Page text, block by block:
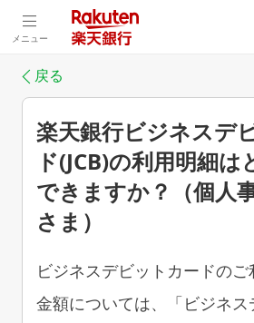
メニュー
戻る
楽天銀行ビジネスデ
ド(JCB)の利用明細
できますか？（個人
さま）
ビジネスデビットカードの
金額については、「ビジネス